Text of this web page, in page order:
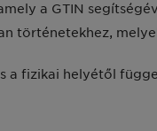
a GTIN
történetekhez,
a fizikai helyétől